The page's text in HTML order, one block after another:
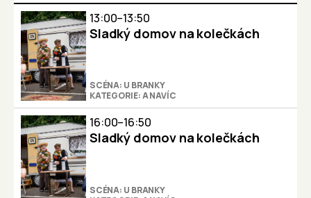
13:00–13:50
Sladký domov na kolečkách
SCÉNA: U BRANKY
KATEGORIE: A NAVÍC
16:00–16:50
Sladký domov na kolečkách
SCÉNA: U BRANKY